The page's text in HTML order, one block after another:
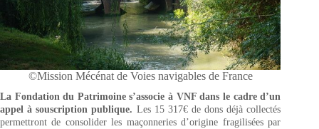
©Mission Mécénat de Voies navigables de France
La Fondation du Patrimoine s’associe à VNF dans le cadre d’un
appel à souscription publique. Les 15 317€ de dons déjà collectés
permettront de consolider les maçonneries d’origine fragilisées par